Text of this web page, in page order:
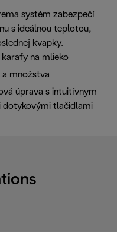
systém zabezpečí
s ideálnou teplotou,
kvapky.
na mlieko
a množstva
úprava s intuitívnym
dotykovými tlačidlami